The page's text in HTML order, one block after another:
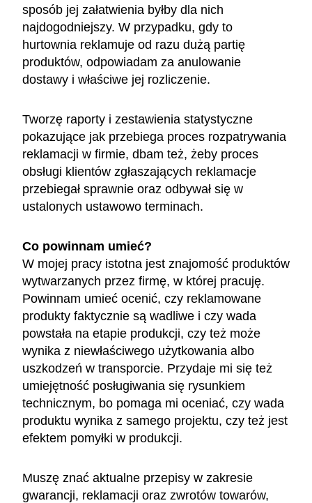
sposób jej załatwienia byłby dla nich
najdogodniejszy. W przypadku, gdy to
hurtownia reklamuje od razu dużą partię
produktów, odpowiadam za anulowanie
dostawy i właściwe jej rozliczenie.
Tworzę raporty i zestawienia statystyczne
pokazujące jak przebiega proces rozpatrywania
reklamacji w firmie, dbam też, żeby proces
obsługi klientów zgłaszających reklamacje
przebiegał sprawnie oraz odbywał się w
ustalonych ustawowo terminach.
Co powinnam umieć?
W mojej pracy istotna jest znajomość produktów
wytwarzanych przez firmę, w której pracuję.
Powinnam umieć ocenić, czy reklamowane
produkty faktycznie są wadliwe i czy wada
powstała na etapie produkcji, czy też może
wynika z niewłaściwego użytkowania albo
uszkodzeń w transporcie. Przydaje mi się też
umiejętność posługiwania się rysunkiem
technicznym, bo pomaga mi oceniać, czy wada
produktu wynika z samego projektu, czy też jest
efektem pomyłki w produkcji.
Muszę znać aktualne przepisy w zakresie
gwarancji, reklamacji oraz zwrotów towarów,